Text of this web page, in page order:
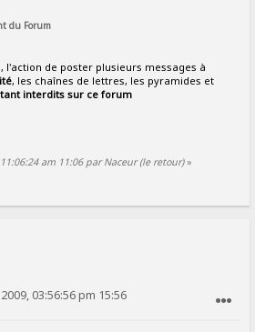
du Forum
l'action de poster plusieurs messages à
, les chaînes de lettres, les pyramides et
interdits sur ce forum
am 11:06 par Naceur (le retour)»
03:56:56 pm 15:56